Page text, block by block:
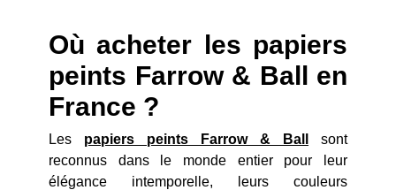
Où acheter les papiers
peints Farrow & Ball en
France ?
Les papiers peints Farrow & Ball
sont
reconnus dans le monde entier pour leur
élégance intemporelle, leurs couleurs